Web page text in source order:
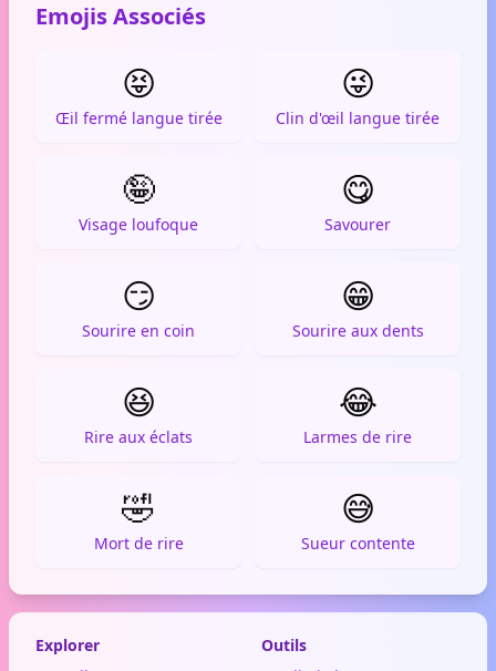
Emojis Associés
😝
Œil fermé langue tirée
😜
Clin d'œil langue tirée
🤪
Visage loufoque
😋
Savourer
😏
Sourire en coin
😁
Sourire aux dents
😆
Rire aux éclats
😂
Larmes de rire
🤣
Mort de rire
😅
Sueur contente
Explorer
Outils